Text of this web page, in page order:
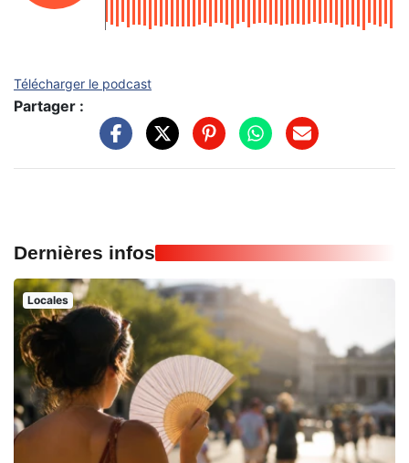
Télécharger le podcast
Partager :
Dernières infos
Locales